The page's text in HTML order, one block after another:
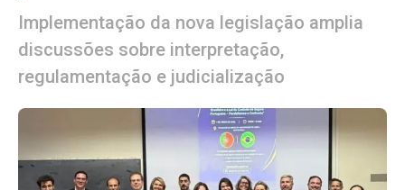
Implementação da nova legislação amplia
discussões sobre interpretação,
regulamentação e judicialização